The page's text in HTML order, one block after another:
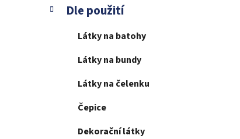
Dle použití
Látky na batohy
Látky na bundy
Látky na čelenku
Čepice
Dekorační látky